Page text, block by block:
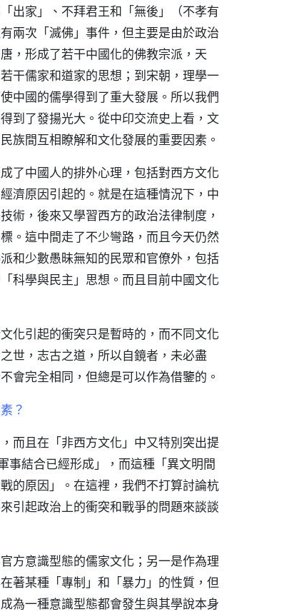
出家」、不拜君王和「無後」（不孝有
兩次「滅佛」事件，但主要是由於政治
，形成了若干中國化的佛教宗派，天
干儒家和道家的思想；到宋朝，理學一
中國的儒學得到了重大發展。所以我們
到了發揚光大。從中印交流史上看，文
族間互相瞭解和文化發展的重要因素。
了中國人的排外心理，包括對西方文化
濟原因引起的。就是在這種情況下，中
術，後來又學習西方的政治法律制度，
。這中間走了不少彎路，而且今天仍然
和少數愚昧無知的民眾和官僚外，包括
科學與民主」思想。而且目前中國文化
化引起的衝突只是暫時的，而不同文化
世，志古之道，所以自鏡者，未必盡
會完全相同，但總是可以作為借鑒的。
？
而且在「非西方文化」中又特別突出提
事結合已經形成」，而這種「異文明間
的原因」。在這裡，我們不打算討論杭
引起政治上的衝突和戰爭的問題來談談
方意識型態的儒家文化；另一是作為理
著某種「專制」和「暴力」的性質，但
為一種意識型態都會發生與其學說本身